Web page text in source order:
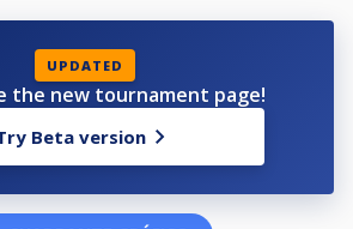
UPDATED
the new tournament page!
Beta version